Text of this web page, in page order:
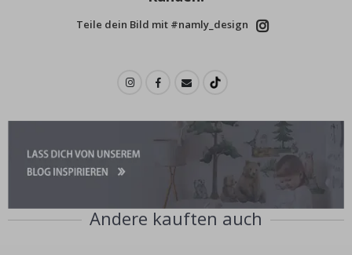
Teile dein Bild mit #namly_design
Andere kauften auch